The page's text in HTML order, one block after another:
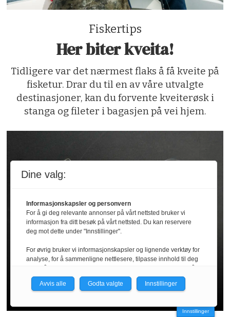
Fiskertips
Her biter kveita!
Tidligere var det nærmest flaks å få kveite på
fisketur. Drar du til en av våre utvalgte
destinasjoner, kan du forvente kveiterøsk i
stanga og fileter i bagasjen på vei hjem.
svarte kroker
Svartekunst
Innstillinger
Dine valg:
Informasjonskapsler og personvern
For å gi deg relevante annonser på vårt nettsted bruker vi
informasjon fra ditt besøk på vårt nettsted. Du kan reservere
deg mot dette under "Innstillinger".
For øvrig bruker vi informasjonskapsler og lignende verktøy for
analyse, for å sammenligne nettlesere, tilpasse innhold til deg
personvernerklæring.
du få relevante annonser på nettstedene til medlemmene i
nettverket basert på informasjon fra dine besøk på tvers av
Avvis alle Godta valgte Innstillinger